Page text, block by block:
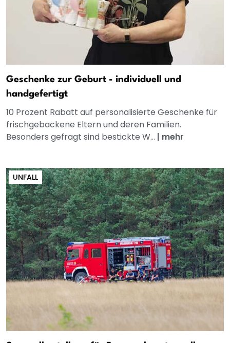
Geschenke zur Geburt - individuell und
handgefertigt
10 Prozent Rabatt auf personalisierte Geschenke für
frischgebackene Eltern und deren Familien.
Besonders gefragt sind bestickte W... | mehr
UNFALL